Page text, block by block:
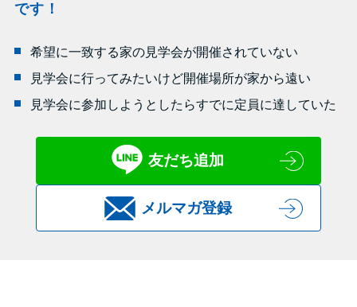
です！
希望に一致する家の見学会が開催されていない
見学会に行ってみたいけど開催場所が家から遠い
見学会に参加しようとしたらすでに定員に達していた
友だち追加
メルマガ登録